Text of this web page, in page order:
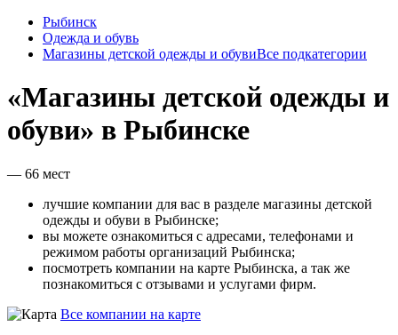
Рыбинск
Одежда и обувь
Магазины детской одежды и обувиВсе подкатегории
«Магазины детской одежды и
обуви» в Рыбинске
— 66 мест
лучшие компании для вас в разделе магазины детской
одежды и обуви в Рыбинске;
вы можете ознакомиться с адресами, телефонами и
режимом работы организаций Рыбинска;
посмотреть компании на карте Рыбинска, а так же
познакомиться с отзывами и услугами фирм.
Все компании на карте